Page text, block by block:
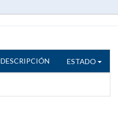
DESCRIPCIÓN ESTADO